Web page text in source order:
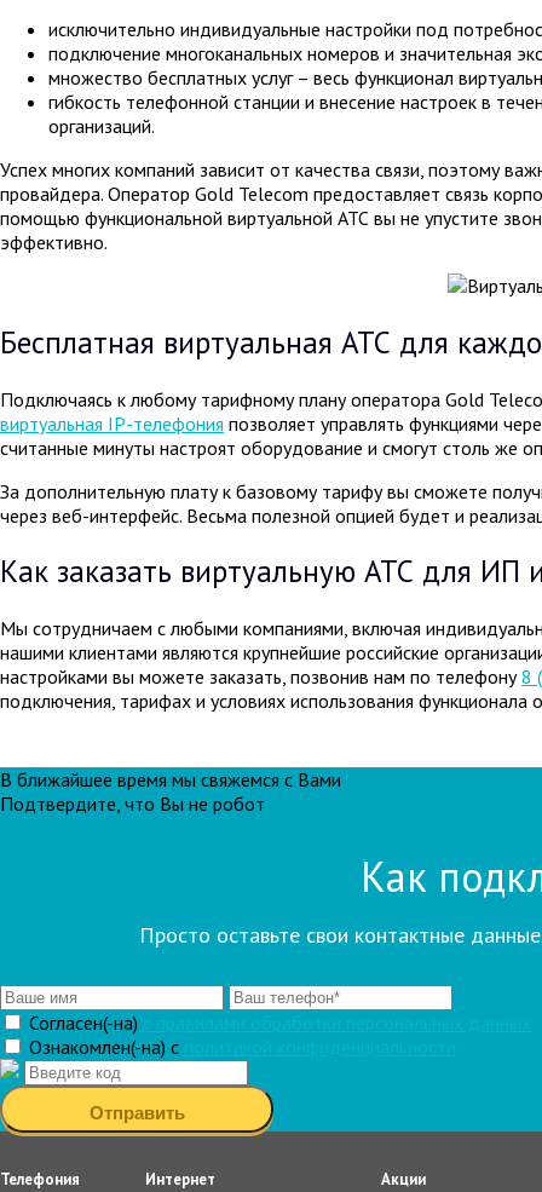
исключительно индивидуальные настройки под
подключение многоканальных номеров и значительная
множество бесплатных услуг – весь функционал
гибкость телефонной станции и внесение настроек в
организаций.
Успех многих компаний зависит от качества связи, поэтому
провайдера. Оператор Gold Telecom предоставляет связь
помощью функциональной виртуальной АТС вы не упустите
эффективно.
Бесплатная виртуальная АТС для
Подключаясь к любому тарифному плану оператора Gold
виртуальная IP-телефония позволяет управлять функциями
считанные минуты настроят оборудование и смогут столь же
За дополнительную плату к базовому тарифу вы сможете
через веб-интерфейс. Весьма полезной опцией будет и
Как заказать виртуальную АТС для ИП
Мы сотрудничаем с любыми компаниями, включая
нашими клиентами являются крупнейшие российские
настройками вы можете заказать, позвонив нам по телефону8
подключения, тарифах и условиях использования функционала
В ближайшее время мы свяжемся с Вами
Подтвердите, что Вы не робот
Как
Просто оставьте свои контактные
Согласен(-на)
Ознакомлен(-на) с
Телефония
Интернет
Акции